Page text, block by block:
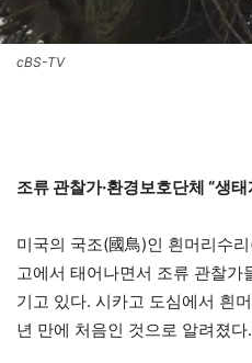
cBS-TV
조류 관찰가·환경보호단체 “생
미국의 국조(國鳥)인 흰머리수
고에서 태어나면서 조류 관찰
기고 있다. 시카고 도심에서 흰
년 만에 처음인 것으로 알려졌다.